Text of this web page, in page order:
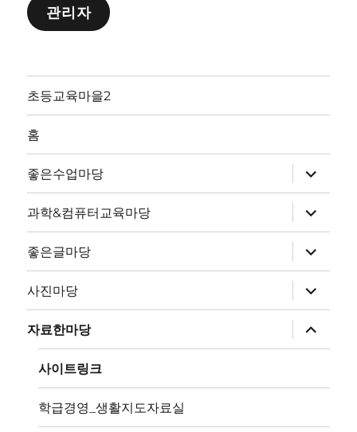
관리자
초등교육마을2
홈
좋은수업마당
위
메
뉴
확
장
과학&컴퓨터교육마당
위
메
뉴
확
장
좋은글마당
위
메
뉴
확
장
사진마당
위
메
뉴
확
장
자료한마당
위
메
장
사이트링크
학급경영_생활지도자료실